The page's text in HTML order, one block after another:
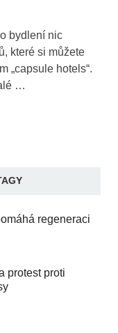
bydlení nic
které si můžete
„capsule hotels“.
…
regeneraci
protest proti